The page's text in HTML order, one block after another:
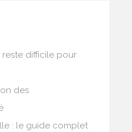
reste difficile pour
des
: le guide complet